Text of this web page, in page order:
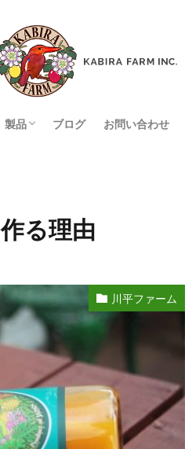
製品 ブログ お問い合わせ
る理由
川平ファーム